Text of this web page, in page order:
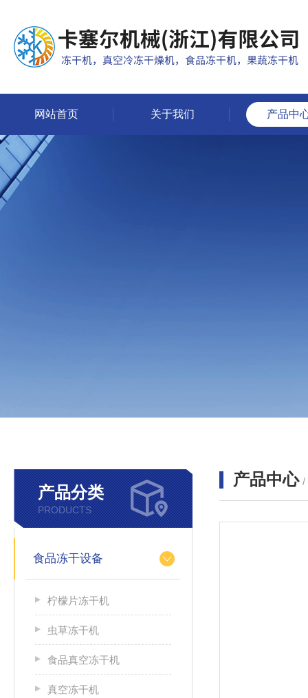
网站首页 关于我们 产品中
产品分类
PRODUCTS
食品冻干设备
柠檬片冻干机
虫草冻干机
食品真空冻干机
真空冻干机
产品中心 /